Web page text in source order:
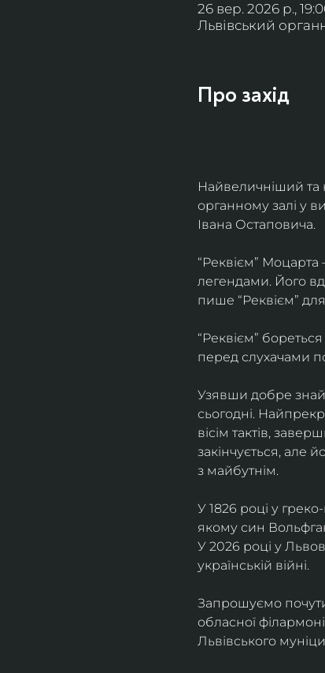
26 вер. 2026 р.,
Львівський
Про захід
Найвеличніший та
органному залі у
Івана Остаповича.
“Реквієм”
легендами. Його
пише “Реквієм”
“Реквієм”
перед слухачами
Узявши добре
сьогодні.
вісім тактів,
закінчується, але
з майбутнім.
У 1826 році у
якому син
У 2026 році у
українській війні.
Запрошуємо
обласної
Львівського